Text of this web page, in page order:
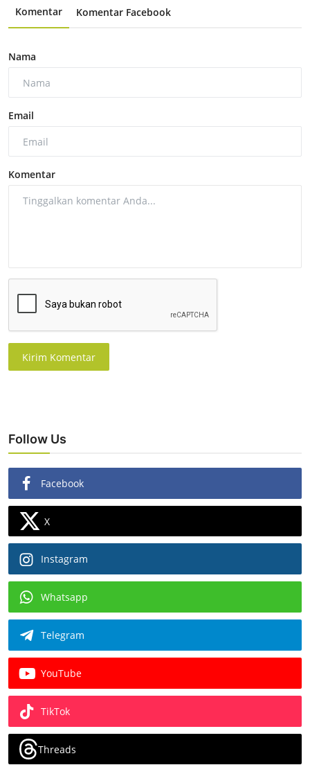
Komentar Komentar Facebook
Nama
Email
Komentar
Kirim Komentar
Follow Us
Facebook
X
Instagram
Whatsapp
Telegram
YouTube
TikTok
Threads